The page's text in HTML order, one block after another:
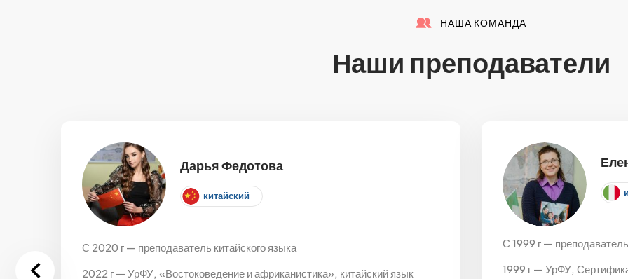
НАША КОМАНДА
Наши преподаватели
Дарья Федотова
китайский
С 2020 г — преподаватель китайского языка
2022 г — УрФУ, «Востоковедение и африканистика», китайский язык
С 1999 г —
1999 г — УрФУ,